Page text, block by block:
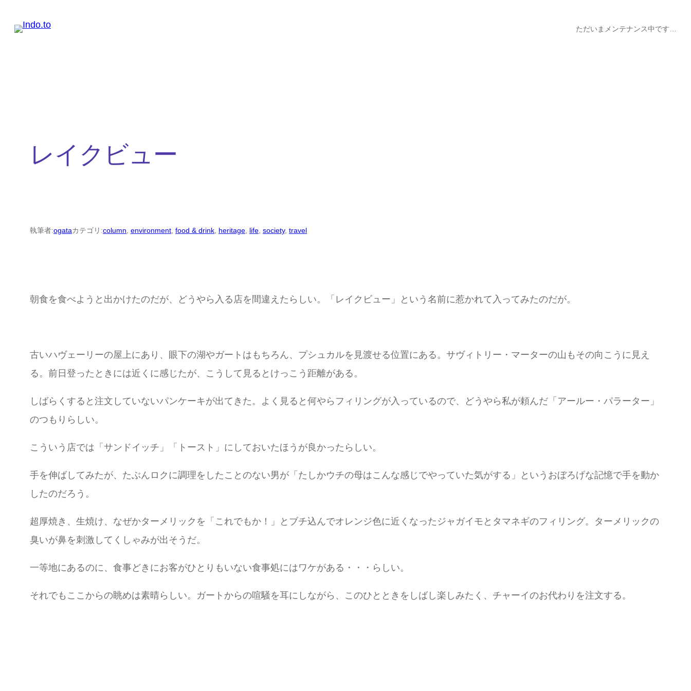
ただいまメンテナンス中です…
レイクビュー
執筆者:ogataカテゴリ:column, environment, food & drink, heritage, life, society, travel
朝食を食べようと出かけたのだが、どうやら入る店を間違えたらしい。「レイクビュー」という名前に惹かれて入ってみたのだが。
古いハヴェーリーの屋上にあり、眼下の湖やガートはもちろん、プシュカルを見渡せる位置にある。サヴィトリー・マーターの山もその向こうに見え
る。前日登ったときには近くに感じたが、こうして見るとけっこう距離がある。
しばらくすると注文していないパンケーキが出てきた。よく見ると何やらフィリングが入っているので、どうやら私が頼んだ「アールー・パラーター」
のつもりらしい。
こういう店では「サンドイッチ」「トースト」にしておいたほうが良かったらしい。
手を伸ばしてみたが、たぶんロクに調理をしたことのない男が「たしかウチの母はこんな感じでやっていた気がする」というおぼろげな記憶で手を動か
したのだろう。
超厚焼き、生焼け、なぜかターメリックを「これでもか！」とブチ込んでオレンジ色に近くなったジャガイモとタマネギのフィリング。ターメリックの
臭いが鼻を刺激してくしゃみが出そうだ。
一等地にあるのに、食事どきにお客がひとりもいない食事処にはワケがある・・・らしい。
それでもここからの眺めは素晴らしい。ガートからの喧騒を耳にしながら、このひとときをしばし楽しみたく、チャーイのお代わりを注文する。